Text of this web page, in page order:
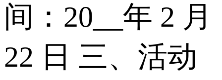
间：20__年 2 月
22 日 三、活动